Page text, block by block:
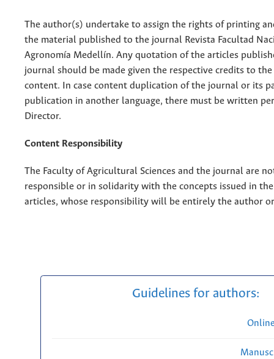
The author(s) undertake to assign the rights of printing
the material published to the journal Revista Facultad
Agronomía Medellín. Any quotation of the articles
journal should be made given the respective credits to
content. In case content duplication of the journal or its
publication in another language, there must be written
Director.
Content Responsibility
The Faculty of Agricultural Sciences and the journal are
responsible or in solidarity with the concepts issued in
articles, whose responsibility will be entirely the author
Guidelines for authors: